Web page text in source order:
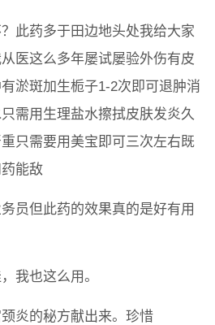
此药多于田边地头处我给大家
医这么多年屡试屡验外伤有皮
淤斑加生栀子1-2次即可退肿消
需用生理盐水擦拭皮肤发炎久
只需要用美宝即可三次左右既
能敌
员但此药的效果真的是好有用
我也这么用。
炎的秘方献出来。珍惜